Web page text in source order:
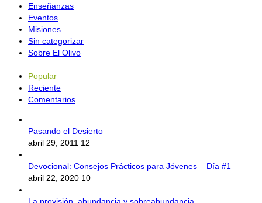
Enseñanzas
Eventos
Misiones
Sin categorizar
Sobre El Olivo
Popular
Reciente
Comentarios
Pasando el Desierto
abril 29, 2011 12
Devocional: Consejos Prácticos para Jóvenes – Día #1
abril 22, 2020 10